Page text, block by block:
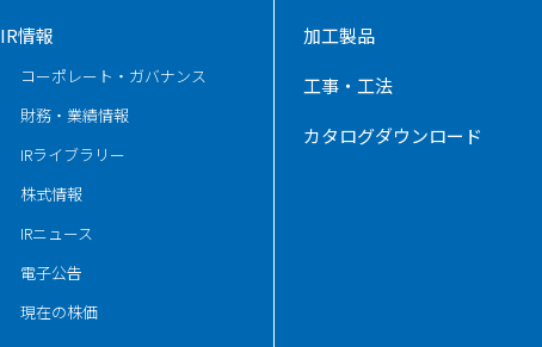
IR情報
コーポレート・ガバナンス
財務・業績情報
IRライブラリー
株式情報
IRニュース
電子公告
現在の株価
加工製品
工事・工法
カタログダウンロード